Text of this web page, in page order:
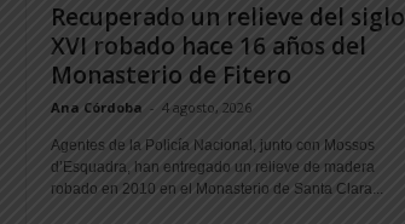
Recuperado un relieve del siglo
XVI robado hace 16 años del
Monasterio de Fitero
Ana Córdoba - 4 agosto, 2026
Agentes de la Policía Nacional, junto con Mossos
d’Esquadra, han entregado un relieve de madera
robado en 2010 en el Monasterio de Santa Clara...